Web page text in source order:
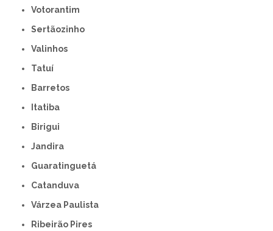
Votorantim
Sertãozinho
Valinhos
Tatuí
Barretos
Itatiba
Birigui
Jandira
Guaratinguetá
Catanduva
Várzea Paulista
Ribeirão Pires